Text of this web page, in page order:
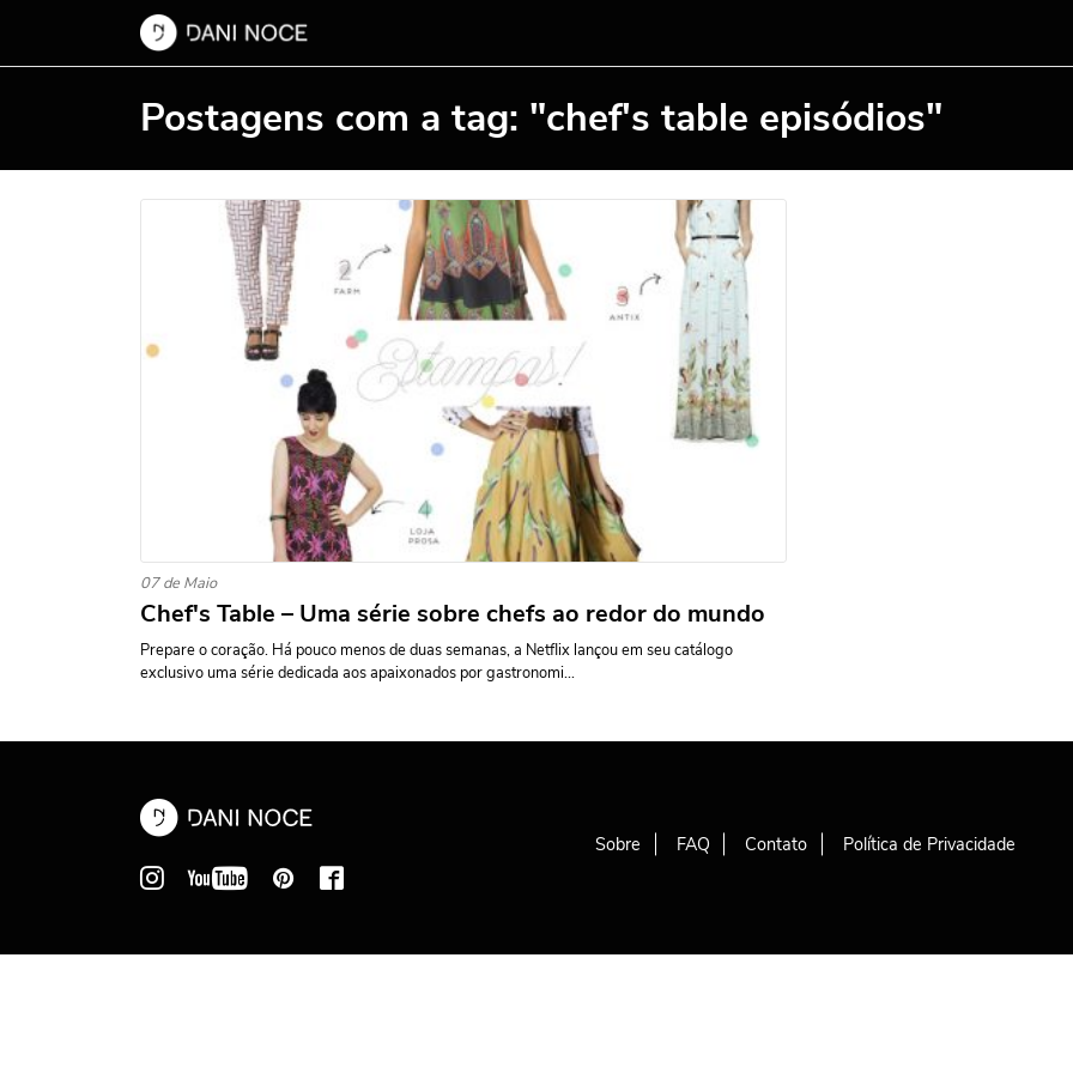
Postagens com a tag: "chef's table episódios"
07 de Maio
Chef's Table – Uma série sobre chefs ao redor do mundo
Prepare o coração. Há pouco menos de duas semanas, a Netflix lançou em seu catálogo
exclusivo uma série dedicada aos apaixonados por gastronomi...
Sobre FAQ Contato Política de Privacidade